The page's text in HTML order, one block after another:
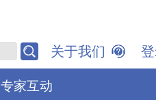
关于我们
专家互动